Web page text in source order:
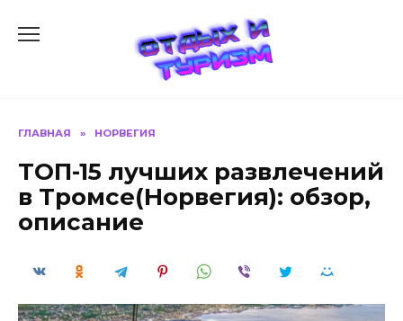
ГЛАВНАЯ » НОРВЕГИЯ
ТОП-15 лучших развлечений
в Тромсе(Норвегия): обзор,
описание